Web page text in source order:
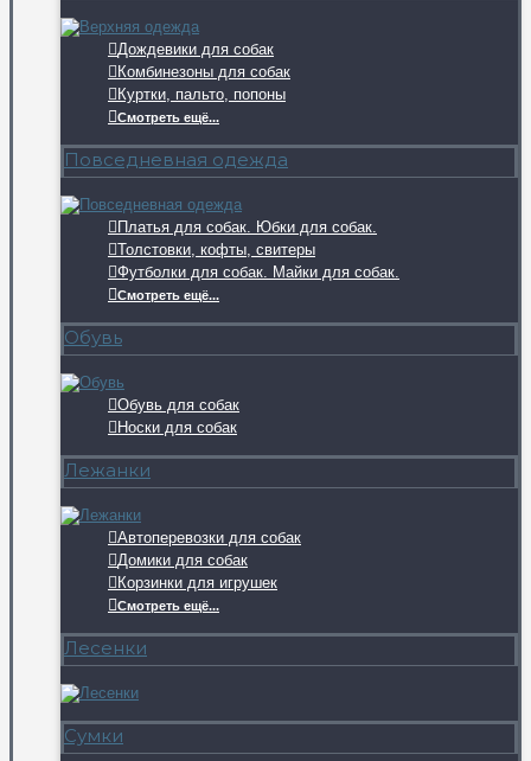
Дождевики для собак
Комбинезоны для собак
Куртки, пальто, попоны
Смотреть ещё...
Повседневная одежда
Платья для собак. Юбки для собак.
Толстовки, кофты, свитеры
Футболки для собак. Майки для собак.
Смотреть ещё...
Обувь
Обувь для собак
Носки для собак
Лежанки
Автоперевозки для собак
Домики для собак
Корзинки для игрушек
Смотреть ещё...
Лесенки
Сумки